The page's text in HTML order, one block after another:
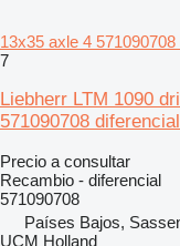
13x35 axle 4
7
Liebherr LTM 1090
571090708
Precio a consultar
Recambio - diferencial
571090708
Países Bajos,
UCM Holland